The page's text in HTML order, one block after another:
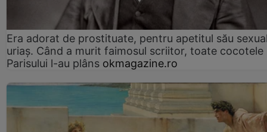
Era adorat de prostituate, pentru apetitul său
uriaș. Când a murit faimosul scriitor, toate cocotele
Parisului l-au plâns okmagazine.ro